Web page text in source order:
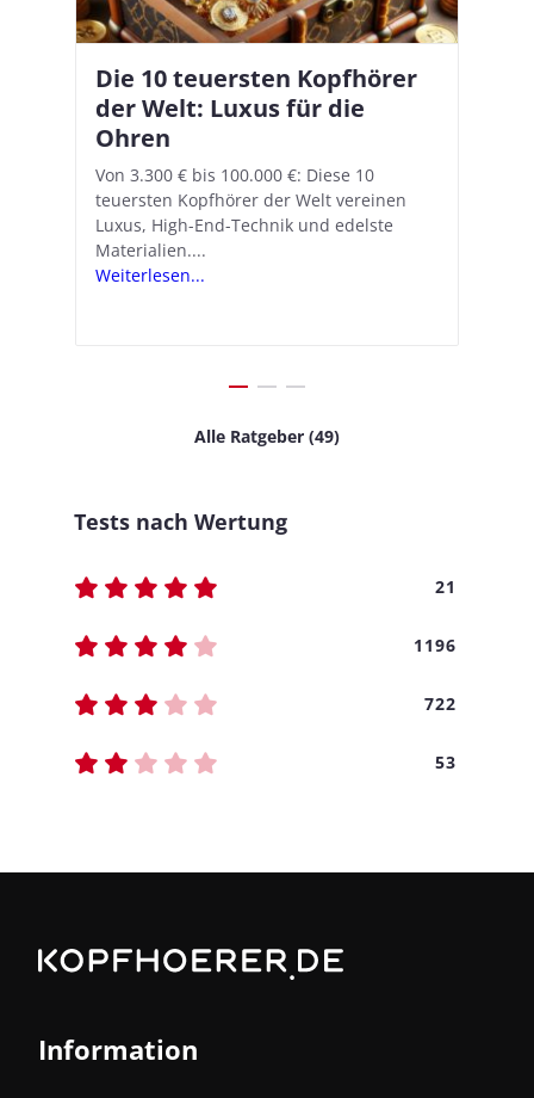
Die 10 teuersten Kopfhörer
der Welt: Luxus für die
Ohren
Von 3.300 € bis 100.000 €: Diese 10
teuersten Kopfhörer der Welt vereinen
Luxus, High-End-Technik und edelste
Materialien....
Weiterlesen...
Apple AirPods Pro 2 und iOS
18.1: So richtet ihr das neue
Hörgeräte-Feature ein
Mit iOS 18.1 und den AirPods Pro 2
verwandelt Apple seine In-Ear-Kopfhörer
in kostengünstige Hörhilfen. In wenigen
Schritten...
Weiterlesen...
Alle Ratgeber (49)
Tests nach Wertung
21
1196
722
53
Information